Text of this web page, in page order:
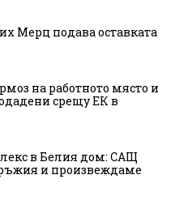
Мерц подава оставката
на работното място и
срещу ЕК в
в Белия дом: САЩ
и произвеждаме